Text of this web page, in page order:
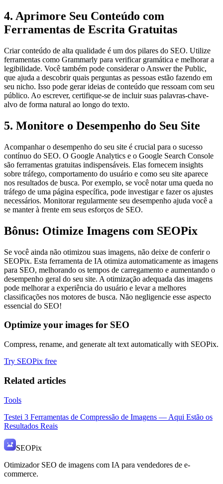
4. Aprimore Seu Conteúdo com
Ferramentas de Escrita Gratuitas
Criar conteúdo de alta qualidade é um dos pilares do SEO. Utilize
ferramentas como Grammarly para verificar gramática e melhorar a
legibilidade. Você também pode considerar o Answer the Public,
que ajuda a descobrir quais perguntas as pessoas estão fazendo em
seu nicho. Isso pode gerar ideias de conteúdo que ressoam com seu
público. Ao escrever, certifique-se de incluir suas palavras-chave-
alvo de forma natural ao longo do texto.
5. Monitore o Desempenho do Seu Site
Acompanhar o desempenho do seu site é crucial para o sucesso
contínuo do SEO. O Google Analytics e o Google Search Console
são ferramentas gratuitas indispensáveis. Elas fornecem insights
sobre tráfego, comportamento do usuário e como seu site aparece
nos resultados de busca. Por exemplo, se você notar uma queda no
tráfego de uma página específica, pode investigar e fazer os ajustes
necessários. Monitorar regularmente seu desempenho ajuda você a
se manter à frente em seus esforços de SEO.
Bônus: Otimize Imagens com SEOPix
Se você ainda não otimizou suas imagens, não deixe de conferir o
SEOPix. Esta ferramenta de IA otimiza automaticamente as imagens
para SEO, melhorando os tempos de carregamento e aumentando o
desempenho geral do seu site. A otimização adequada das imagens
pode melhorar a experiência do usuário e levar a melhores
classificações nos motores de busca. Não negligencie esse aspecto
essencial do SEO!
Optimize your images for SEO
Compress, rename, and generate alt text automatically with SEOPix.
Try SEOPix free
Related articles
Tools
Testei 3 Ferramentas de Compressão de Imagens — Aqui Estão os
Resultados Reais
SEOPix
Otimizador SEO de imagens com IA para vendedores de e-
commerce.